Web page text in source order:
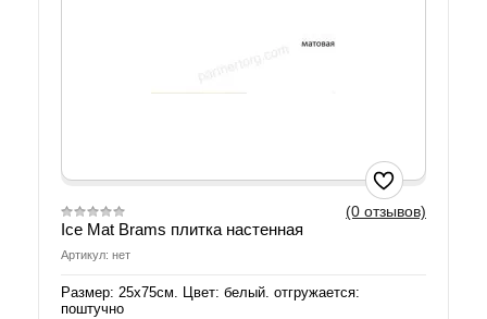
(0 отзывов)
Ice Mat Brams плитка настенная
Артикул: нет
Размер: 25х75см. Цвет: белый. отгружается:
поштучно